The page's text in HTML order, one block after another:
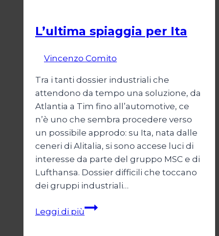
L’ultima spiaggia per Ita
Vincenzo Comito
Tra i tanti dossier industriali che
attendono da tempo una soluzione, da
Atlantia a Tim fino all’automotive, ce
n’è uno che sembra procedere verso
un possibile approdo: su Ita, nata dalle
ceneri di Alitalia, si sono accese luci di
interesse da parte del gruppo MSC e di
Lufthansa. Dossier difficili che toccano
dei gruppi industriali…
Leggi di piùL’ultima